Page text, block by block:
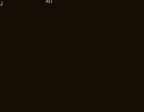
)